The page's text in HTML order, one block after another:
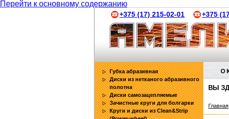
Перейти к основному содержанию
+375 (17) 215-02-01 +375
Губка абразивная
Диски из нетканого абразивного
полотна
Диски самозацепляемые
Зачистные круги для болгарки
Круги и диски из Clean&Strip
О
ВЫ
Главная